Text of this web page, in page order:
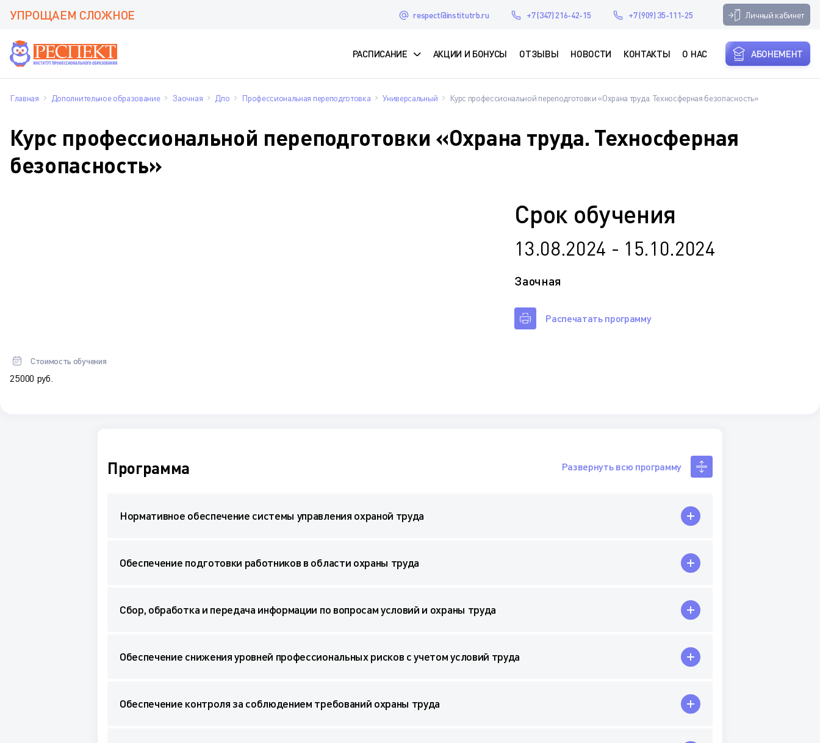
УПРОЩАЕМ СЛОЖНОЕ respect@institutrb.ru +7 (347) 216-42-15 +7 (909) 35-111-25 Личный кабинет
РАСПИСАНИЕ АКЦИИ И БОНУСЫ ОТЗЫВЫ НОВОСТИ КОНТАКТЫ О НАС АБОНЕМЕНТ
Главная Дополнительное образование Заочная Дпо Профессиональная переподготовка Универсальный Курс профессиональной переподготовки «Охрана труда. Техносферная безопасность»
Курс профессиональной переподготовки «Охрана труда. Техносферная
безопасность»
Срок обучения
13.08.2024 - 15.10.2024
Заочная
Распечатать программу
Стоимость обучения
25 000 руб.
Программа Развернуть всю программу
Нормативное обеспечение системы управления охраной труда
Обеспечение подготовки работников в области охраны труда
Сбор, обработка и передача информации по вопросам условий и охраны труда
Обеспечение снижения уровней профессиональных рисков с учетом условий труда
Обеспечение контроля за соблюдением требований охраны труда